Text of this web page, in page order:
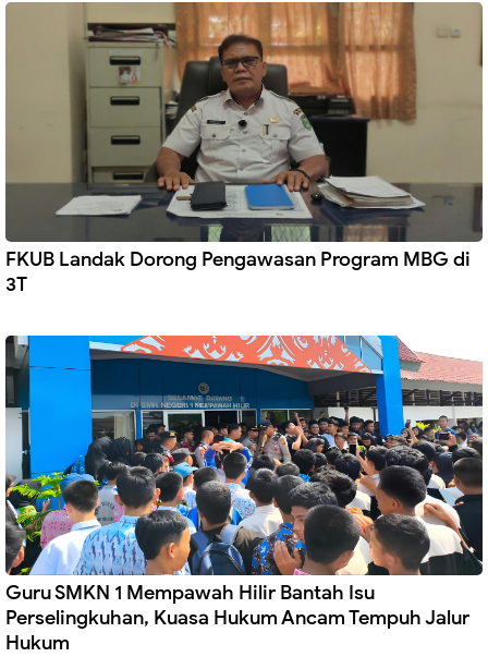
FKUB Landak Dorong Pengawasan Program MBG di
3T
Guru SMKN 1 Mempawah Hilir Bantah Isu
Perselingkuhan, Kuasa Hukum Ancam Tempuh Jalur
Hukum